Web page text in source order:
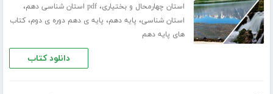
استان چهارمحال و بختیاری،pdf استان شناسی دهم ،
استان شناسی، پایه دهم، پایه ی دهم دوره ی دوم،کتاب
های پایه دهم
دانلود کتاب